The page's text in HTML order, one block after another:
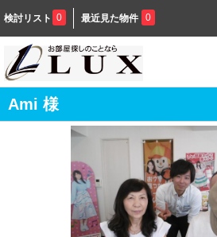
検討リスト 0 最近見た物件 0
Ami 様